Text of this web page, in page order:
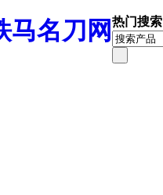
热门搜索